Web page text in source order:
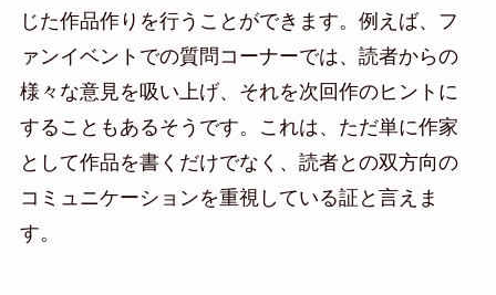
じた作品作りを行うことができます。例えば、フ
ァンイベントでの質問コーナーでは、読者からの
様々な意見を吸い上げ、それを次回作のヒントに
することもあるそうです。これは、ただ単に作家
として作品を書くだけでなく、読者との双方向の
コミュニケーションを重視している証と言えま
す。